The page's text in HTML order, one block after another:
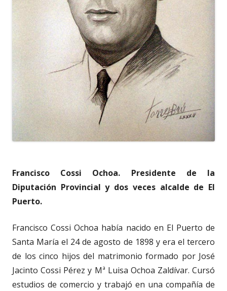
Francisco Cossi Ochoa. Presidente de la
Diputación Provincial y dos veces alcalde de El
Puerto.
Francisco Cossi Ochoa había nacido en El Puerto de
Santa María el 24 de agosto de 1898 y era el tercero
de los cinco hijos del matrimonio formado por José
Jacinto Cossi Pérez y Mª Luisa Ochoa Zaldívar. Cursó
estudios de comercio y trabajó en una compañía de